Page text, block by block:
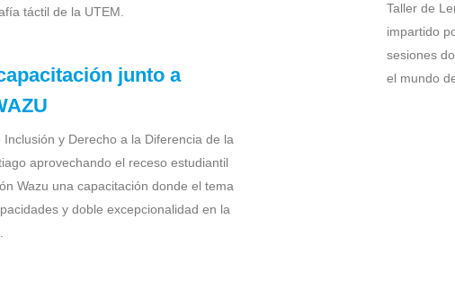
táctil de la UTEM.
junto a
y Derecho a la Diferencia de la
aprovechando el receso estudiantil
Wazu una capacitación donde el tema
y doble excepcionalidad en la
Taller de
impartido
sesiones
el mundo